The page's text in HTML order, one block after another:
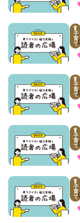
子
育
て
子
育
て
子
育
て
子
育
て